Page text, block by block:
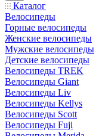
Каталог
Велосипеды
Горные велосипеды
Женские велосипеды
Мужские велосипеды
Детские велосипеды
Велосипеды TREK
Велосипеды Giant
Велосипеды Liv
Велосипеды Kellys
Велосипеды Scott
Велосипеды Fuji